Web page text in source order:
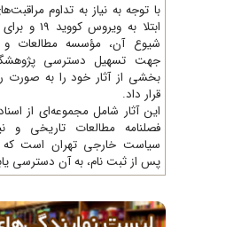
با توجه به نیاز به تداوم
ابتلا به
شیوع آن، مؤسسه مطالعات
جهت تسهیل دسترسی
بخشی از آثار خود را به صورت
قرار داد.
این آثار شامل مجموعه‌ای از
فصلنامه‌ مطالعات تاریخی و
سیاست خارجی تهران است که
پس از ثبت نام، به آن دسترسی